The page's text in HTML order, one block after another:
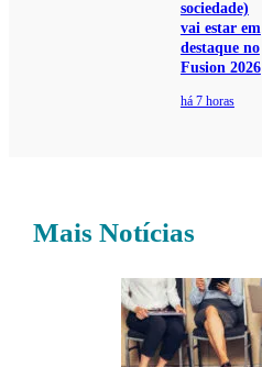
sociedade)
vai estar em
destaque no
Fusion 2026
há 7 horas
Mais Notícias